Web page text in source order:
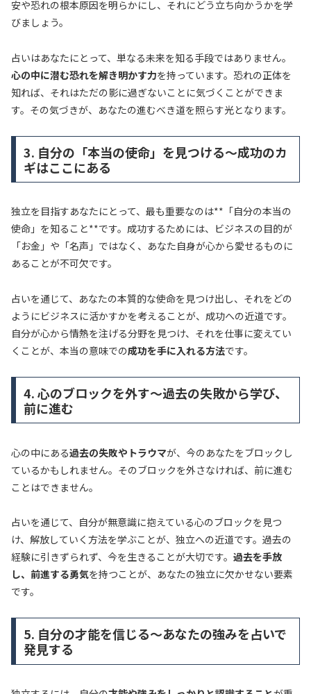
安や恐れの根本原因を明らかにし、それにどう立ち向かうかを学
びましょう。
占いはあなたにとって、単なる未来を知る手段ではありません。
心の中に潜む恐れを解き明かす力を持っています。恐れの正体を
知れば、それはただの影に過ぎないことに気づくことができま
す。その気づきが、あなたの進むべき道を照らす光となります。
3. 自分の「本当の使命」を見つける～成功のカ
ギはここにある
独立を目指すあなたにとって、最も重要なのは**「自分の本当の
使命」を知ること**です。成功するためには、ビジネスの目的が
「お金」や「名声」ではなく、あなた自身が心から愛せるものに
あることが不可欠です。
占いを通じて、あなたの本質的な使命を見つけ出し、それをどの
ようにビジネスに活かすかを考えることが、成功への近道です。
自分が心から情熱を注げる分野を見つけ、それを仕事に変えてい
くことが、本当の意味での成功を手に入れる方法です。
4. 心のブロックを外す～過去の失敗から学び、
前に進む
心の中にある過去の失敗やトラウマが、今のあなたをブロックし
ているかもしれません。そのブロックを外さなければ、前に進む
ことはできません。
占いを通じて、自分が無意識に抱えている心のブロックを見つ
け、解放していく方法を学ぶことが、独立への近道です。過去の
経験に引きずられず、今を生きることが大切です。 過去を手放
し、前進する勇気を持つことが、あなたの独立に欠かせない要素
です。
5. 自分の才能を信じる～あなたの強みを占いで
発見する